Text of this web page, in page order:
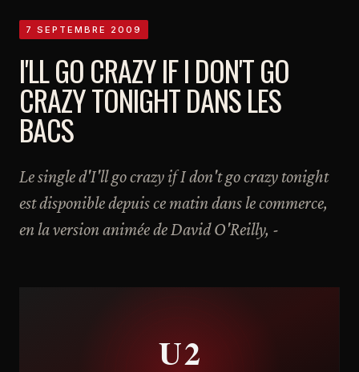
7 SEPTEMBRE 2009
I'LL GO CRAZY IF I DON'T GO
CRAZY TONIGHT DANS LES
BACS
Le single d'I'll go crazy if I don't go crazy tonight
est disponible depuis ce matin dans le commerce,
en la version animée de David O'Reilly, -